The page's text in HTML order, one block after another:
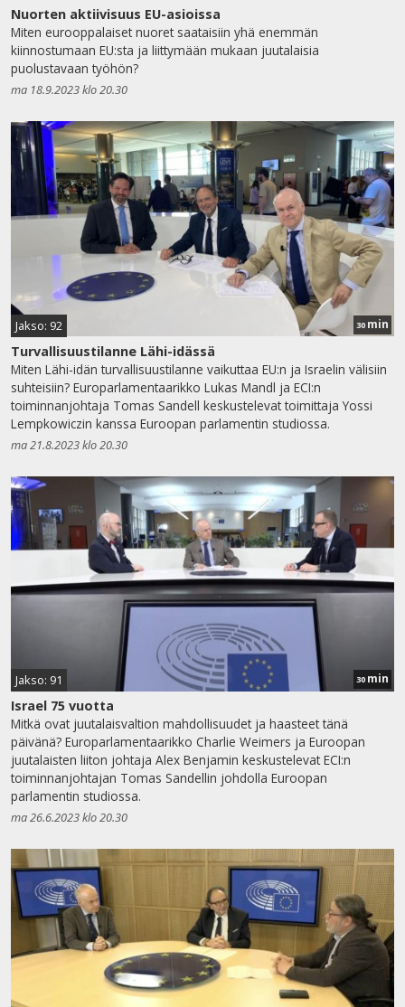
Nuorten aktiivisuus EU-asioissa
Miten eurooppalaiset nuoret saataisiin yhä enemmän
kiinnostumaan EU:sta ja liittymään mukaan juutalaisia
puolustavaan työhön?
ma 18.9.2023 klo 20.30
Jakso: 92 30 min
Turvallisuustilanne Lähi-idässä
Miten Lähi-idän turvallisuustilanne vaikuttaa EU:n ja Israelin välisiin
suhteisiin? Europarlamentaarikko Lukas Mandl ja ECI:n
toiminnanjohtaja Tomas Sandell keskustelevat toimittaja Yossi
Lempkowiczin kanssa Euroopan parlamentin studiossa.
ma 21.8.2023 klo 20.30
Jakso: 91 30 min
Israel 75 vuotta
Mitkä ovat juutalaisvaltion mahdollisuudet ja haasteet tänä
päivänä? Europarlamentaarikko Charlie Weimers ja Euroopan
juutalaisten liiton johtaja Alex Benjamin keskustelevat ECI:n
toiminnanjohtajan Tomas Sandellin johdolla Euroopan
parlamentin studiossa.
ma 26.6.2023 klo 20.30